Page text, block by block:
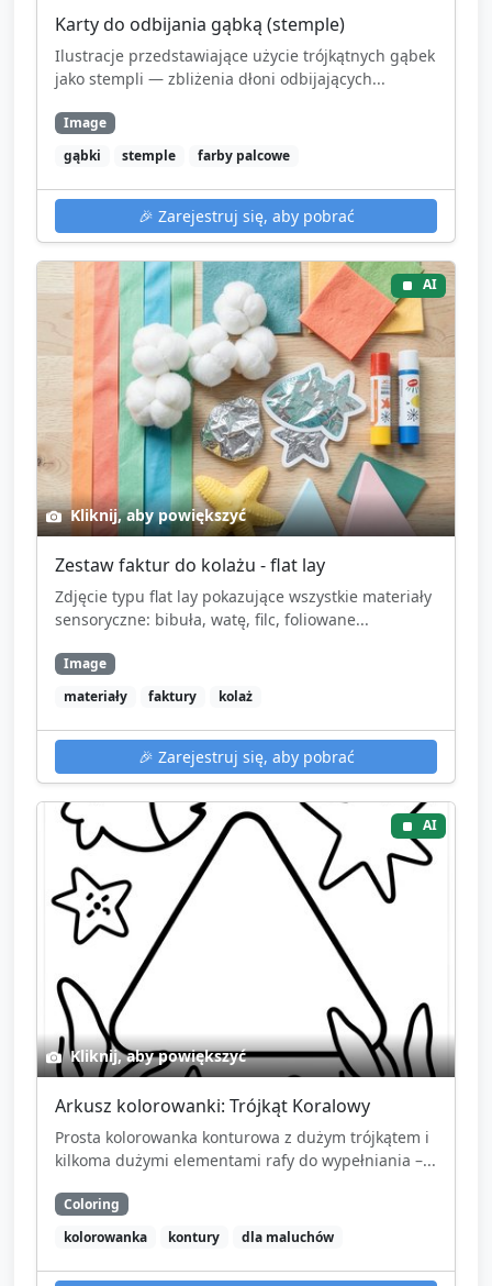
Karty do odbijania gąbką (stemple)
Ilustracje przedstawiające użycie trójkątnych gąbek
jako stempli — zbliżenia dłoni odbijających...
Image
gąbki
stemple farby palcowe
🎉 Zarejestruj się, aby pobrać
AI
Kliknij, aby powiększyć
Zestaw faktur do kolażu - flat lay
Zdjęcie typu flat lay pokazujące wszystkie materiały
sensoryczne: bibuła, watę, filc, foliowane...
Image
materiały
faktury kolaż
🎉 Zarejestruj się, aby pobrać
AI
Kliknij, aby powiększyć
Arkusz kolorowanki: Trójkąt Koralowy
Prosta kolorowanka konturowa z dużym trójkątem i
kilkoma dużymi elementami rafy do wypełniania –...
Coloring
kolorowanka
kontury dla maluchów